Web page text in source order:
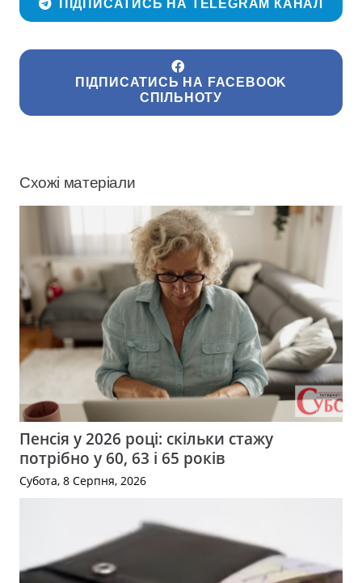
ПІДПИСАТИСЬ НА TELEGRAM КАНАЛ
ПІДПИСАТИСЬ НА FACEBOOK
СПІЛЬНОТУ
Схожі матеріали
Пенсія у 2026 році: скільки стажу
потрібно у 60, 63 і 65 років
Субота, 8 Серпня, 2026